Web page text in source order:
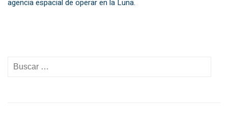
agencia espacial de operar en la Luna.